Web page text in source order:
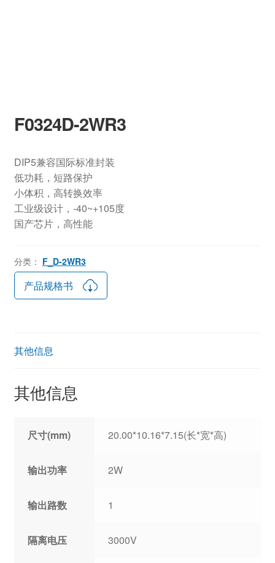
F0324D-2WR3
DIP5兼容国际标准封装
低功耗，短路保护
小体积，高转换效率
工业级设计，-40~+105度
国产芯片，高性能
分类： F_D-2WR3
产品规格书
其他信息
其他信息
尺寸(mm) 20.00*10.16*7.15(长*宽*高)
输出功率 2W
输出路数 1
隔离电压 3000V